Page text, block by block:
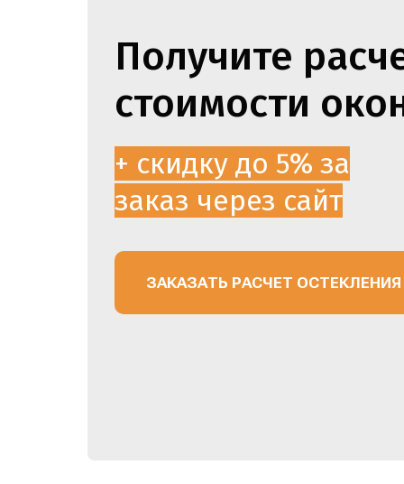
Получите
стоимости
+ скидку до 5% за
заказ через сайт
ЗАКАЗАТЬ РАСЧЕТ ОСТЕКЛЕНИЯ